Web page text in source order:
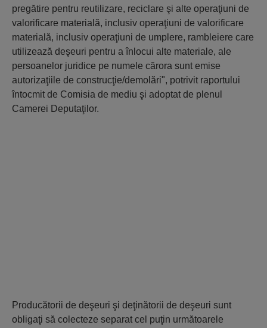
pregătire pentru reutilizare, reciclare şi alte operaţiuni de
valorificare materială, inclusiv operaţiuni de valorificare
materială, inclusiv operaţiuni de umplere, rambleiere care
utilizează deşeuri pentru a înlocui alte materiale, ale
persoanelor juridice pe numele cărora sunt emise
autorizaţiile de construcţie/demolări", potrivit raportului
întocmit de Comisia de mediu şi adoptat de plenul
Camerei Deputaţilor.
Producătorii de deşeuri şi deţinătorii de deşeuri sunt
obligaţi să colecteze separat cel puţin următoarele